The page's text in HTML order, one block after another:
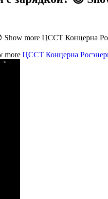
Show more ЦССТ Концерна
more ЦССТ Концерна